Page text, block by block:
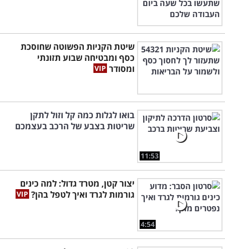
שיטת הקניות הפשוטה שחוסכת
כסף ומבטיחה שבוע תזונתי
ומסודר
11:53
בואו לגלות כמה קל וזול לתקן
שריטות בצבע של הרכב בעצמכם
4:54
יצור קטן, מטרד גדול: למה כינים
גורמות לגרד ואיך לטפל בהן?